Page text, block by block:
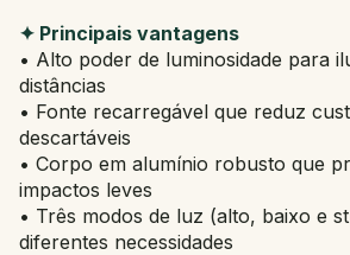
✦ Principais vantagens
• Alto poder de luminosidade para
distâncias
• Fonte recarregável que reduz
descartáveis
• Corpo em alumínio robusto que
impactos leves
• Três modos de luz (alto, baixo e
diferentes necessidades